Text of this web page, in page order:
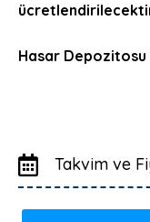
Hasar Depozitosu
Takvim ve